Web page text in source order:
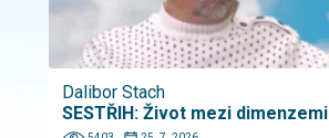
Dalibor Stach
SESTŘIH: Život mezi dimenzemi